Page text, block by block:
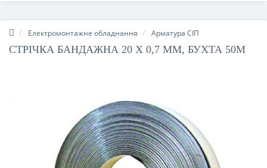
Електромонтажне обладнання Арматура СІП
СТРІЧКА БАНДАЖНА 20 Х 0,7 ММ, БУХТА 50М